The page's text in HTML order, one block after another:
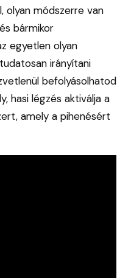
olyan módszerre van
bármikor
egyetlen olyan
irányítani
befolyásolhatod
hasi légzés aktiválja a
amely a pihenésért